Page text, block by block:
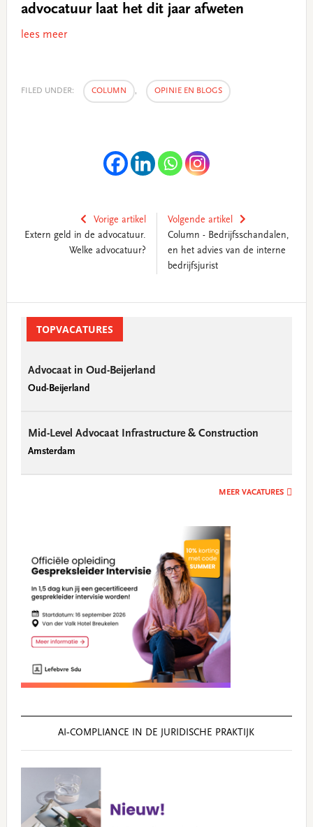
advocatuur laat het dit jaar afweten
lees meer
FILED UNDER: COLUMN , OPINIE EN BLOGS
Vorige artikel
Extern geld in de advocatuur.
Welke advocatuur?
Volgende artikel
Column - Bedrijfsschandalen,
en het advies van de interne
bedrijfsjurist
SidebarTOPVACATURES
Advocaat in Oud-Beijerland
Oud-Beijerland
Mid-Level Advocaat Infrastructure & Construction
Amsterdam
MEER VACATURES
AI‑COMPLIANCE IN DE JURIDISCHE PRAKTIJK